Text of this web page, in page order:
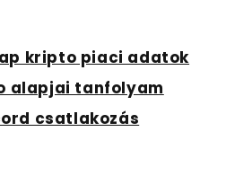
kripto piaci adatok
alapjai tanfolyam
csatlakozás